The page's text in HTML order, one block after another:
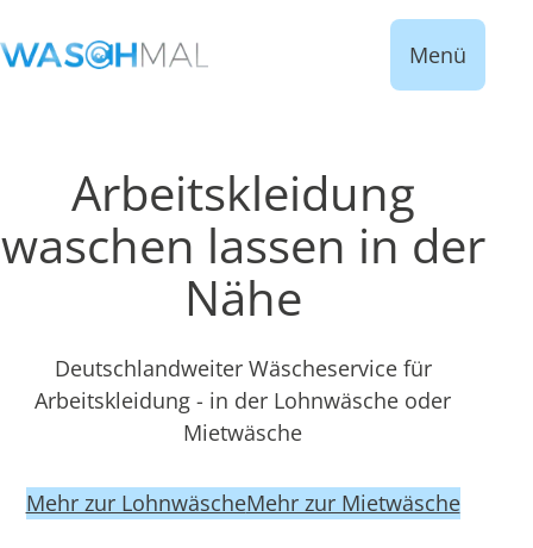
Menü
Arbeitskleidung
waschen lassen in der
Nähe
Deutschlandweiter Wäscheservice für
Arbeitskleidung - in der Lohnwäsche oder
Mietwäsche
Mehr zur LohnwäscheMehr zur Mietwäsche